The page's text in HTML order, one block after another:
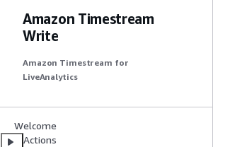
Amazon Timestream
Write
Amazon Timestream for
LiveAnalytics
Welcome
Actions